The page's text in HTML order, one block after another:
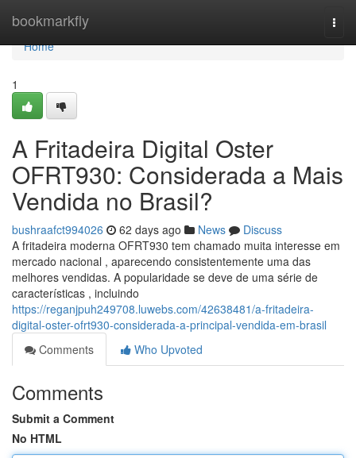
bookmarkfly
Home
Home
1
A Fritadeira Digital Oster
OFRT930: Considerada a Mais
Vendida no Brasil?
bushraafct994026 62 days ago News
Discuss
A fritadeira moderna OFRT930 tem chamado muita interesse em
mercado nacional , aparecendo consistentemente uma das
melhores vendidas. A popularidade se deve de uma série de
características , incluindo
https://reganjpuh249708.luwebs.com/42638481/a-fritadeira-
digital-oster-ofrt930-considerada-a-principal-vendida-em-brasil
Comments
Who Upvoted
Comments
Submit a Comment
No HTML